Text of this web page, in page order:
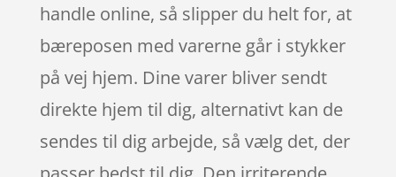
handle online, så slipper du helt for, at
bæreposen med varerne går i stykker
på vej hjem. Dine varer bliver sendt
direkte hjem til dig, alternativt kan de
sendes til dig arbejde, så vælg det, der